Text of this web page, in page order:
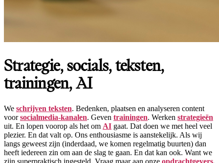
Strategie, socials, teksten,
trainingen, AI
We schrijven teksten. Bedenken, plaatsen en analyseren content
voorsocialmedia-kanalen. Geven trainingen. Werken strategieën
uit. En lopen voorop als het om AI gaat. Dat doen we met heel veel
plezier. En dat valt op. Ons enthousiasme is aanstekelijk. Als wij
langs geweest zijn (inderdaad, we komen regelmatig buurten) dan
heeft iedereen zin om aan de slag te gaan. En dat kan ook. Want we